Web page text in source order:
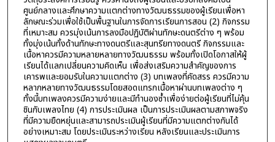
ศูนย์กลางและศึกษาความแตกต่างทางวัฒนธรรมของผู้เรียนเพื่อหา
ลักษณะร่วมเพื่อใช้เป็นพื้นฐานในการจัดการเรียนการสอน (2) กิจกรรม
ที่เหมาะสม ควรมุ่งเน้นการลงมือปฏิบัติผ่านทักษะดนตรีต่าง ๆ พร้อม
ทั้งมุ่งเน้นทั้งด้านทักษะทางดนตรีและสุนทรียทางดนตรี กิจกรรมและ
เนื้อหาควรมีความหลายหลายทางวัฒนธรรม พร้อมทั้งเปิดโอกาสให้ผู้
เรียนได้แลกเปลี่ยนความคิดเห็น เพื่อส่งเสริมความสำคัญของการ
เคารพและยอมรับในความแตกต่าง (3) บทเพลงที่คัดสรร ควรมีความ
หลากหลายทางวัฒนธรรมโดยสอดแทรกเนื้อหาผ่านบทเพลงต่าง ๆ
ทั้งนี้บทเพลงควรมีความง่ายและมีทำนองซ้ำเพื่อง่ายต่อผู้เรียนที่ไม่คุ้น
ชินกับเพลงไทย (4) การประเมินผล เป็นการประเมินผลตามสภาพจริง
ที่มีความยืดหยุ่นและสามารถประเมินผู้เรียนที่มีความแตกต่างกันได้
อย่างเหมาะสม โดยประเมินระหว่างเรียน หลังเรียนและประเมินการ